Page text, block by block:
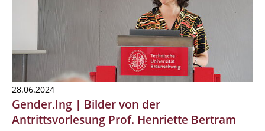
28.06.2024
Gender.Ing | Bilder von der
Antrittsvorlesung Prof. Henriette Bertram